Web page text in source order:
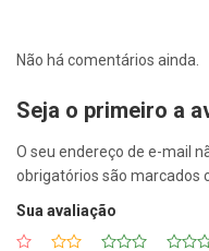
Não há comentários ainda.
Seja o primeiro a
O seu endereço de e-mail
obrigatórios são marcados
Sua avaliação